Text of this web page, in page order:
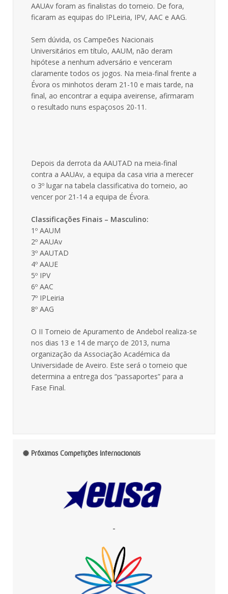
AAUAv foram as finalistas do torneio. De fora,
ficaram as equipas do IPLeiria, IPV, AAC e AAG.
Sem dúvida, os Campeões Nacionais
Universitários em título, AAUM, não deram
hipótese a nenhum adversário e venceram
claramente todos os jogos. Na meia-final frente a
Évora os minhotos deram 21-10 e mais tarde, na
final, ao encontrar a equipa aveirense, afirmaram
o resultado nuns espaçosos 20-11.
Depois da derrota da AAUTAD na meia-final
contra a AAUAv, a equipa da casa viria a merecer
o 3º lugar na tabela classificativa do torneio, ao
vencer por 21-14 a equipa de Évora.
Classificações Finais – Masculino:
1º AAUM
2º AAUAv
3º AAUTAD
4º AAUE
5º IPV
6º AAC
7º IPLeiria
8º AAG
O II Torneio de Apuramento de Andebol realiza-se
nos dias 13 e 14 de março de 2013, numa
organização da Associação Académica da
Universidade de Aveiro. Este será o torneio que
determina a entrega dos “passaportes” para a
Fase Final.
Próximas Competições Internacionais
-